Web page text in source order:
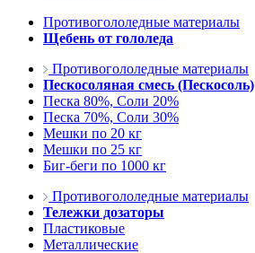
Противогололедные материалы
Щебень от гололеда
Противогололедные материалы
Пескосоляная смесь (Пескосоль)
Песка 80%, Соли 20%
Песка 70%, Соли 30%
Мешки по 20 кг
Мешки по 25 кг
Биг-беги по 1000 кг
Противогололедные материалы
Тележки дозаторы
Пластиковые
Металлические